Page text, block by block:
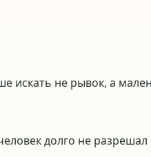
искать не рывок, а
долго не разрешал